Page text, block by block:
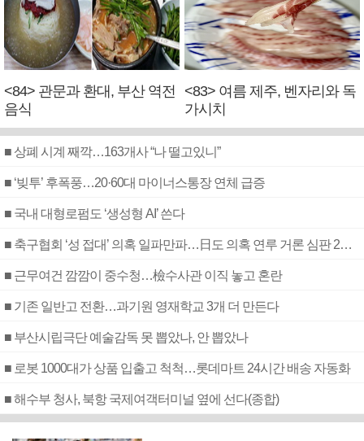
<84> 관문과 환대, 부산 역전
음식
<83> 여름 제주, 벤자리와 독
가시치
■ 상폐 시계 째깍…163개사 “나 떨고있니”
■ ‘빚투’ 후폭풍…20·60대 마이너스통장 연체 급증
■ 국내 대형로펌도 ‘생성형 AI’ 쓴다
■ 축구협회 ‘성 접대’ 의혹 일파만파…日도 의혹 연루 거론 심판 2명 조사
■ 근무여건 깜깜이 중수청…檢수사관 이직 놓고 혼란
■ 기존 일반고 전환…과기원 영재학교 3개 더 만든다
■ 부산시립극단 예술감독 못 뽑았나, 안 뽑았나
■ 로봇 1000대가 상품 입출고 척척…롯데마트 24시간 배송 자동화
■ 해수부 청사, 북항 국제여객터미널 옆에 선다(종합)